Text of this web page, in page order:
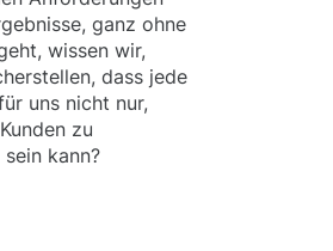
ganz ohne
wissen wir,
dass jede
uns nicht nur,
zu
kann?